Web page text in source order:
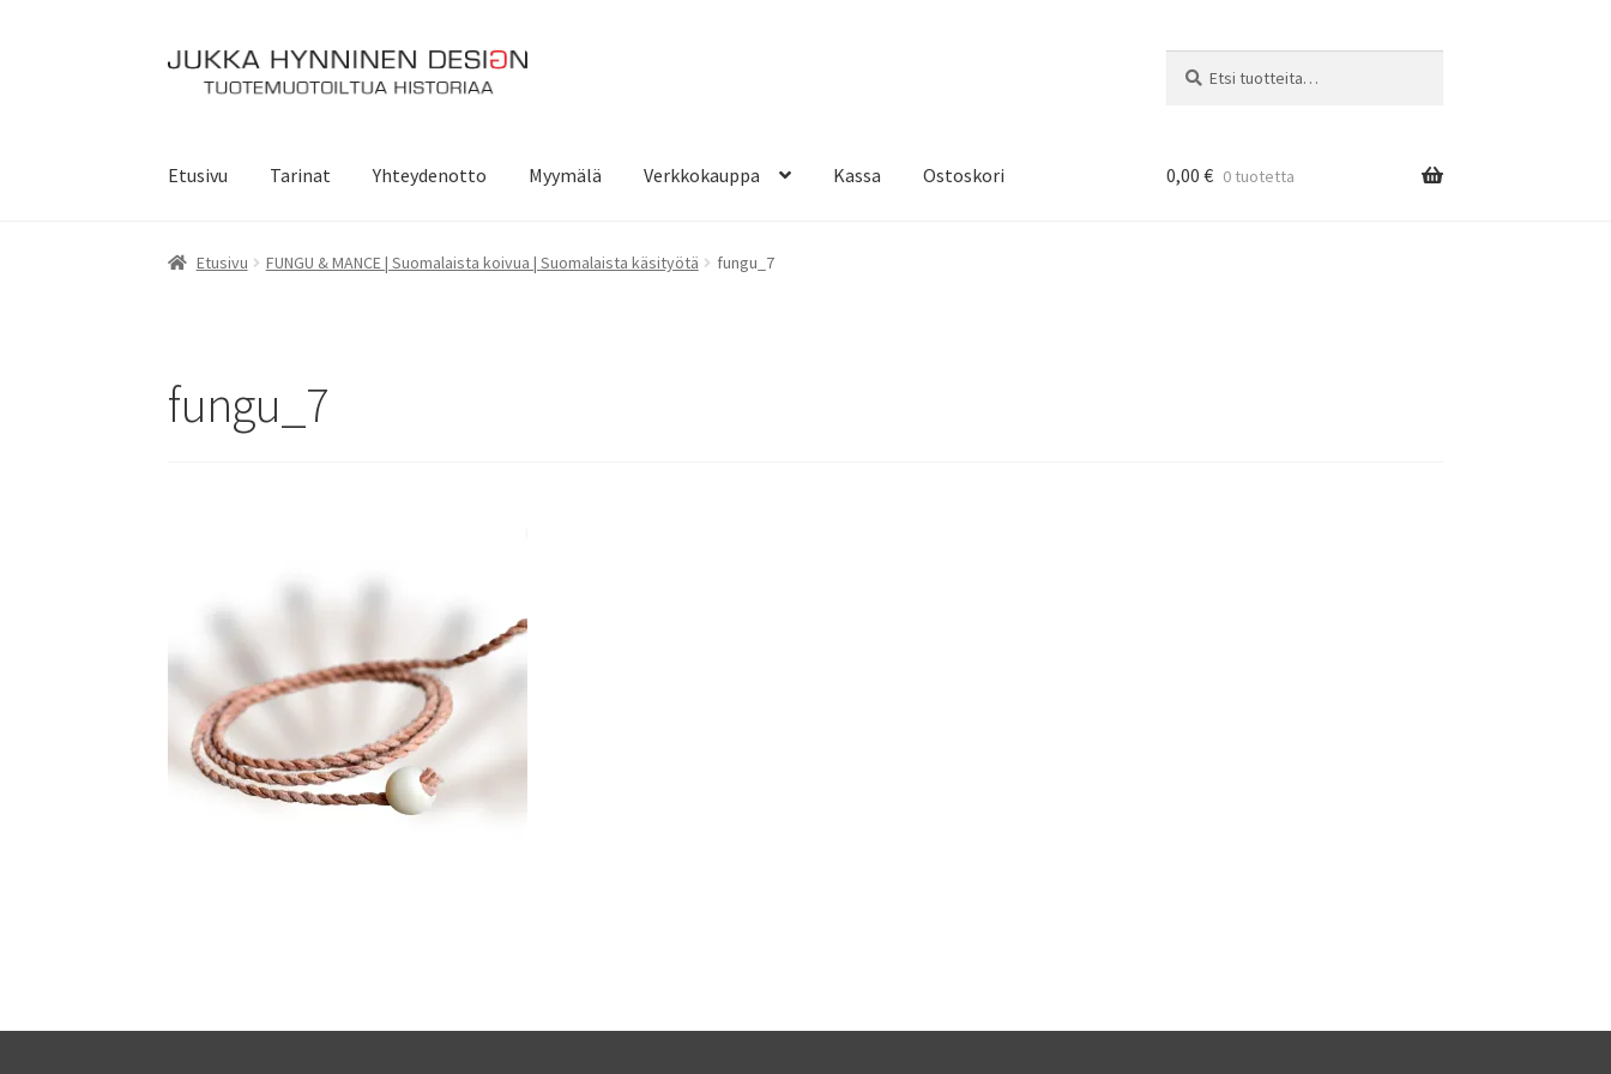
Siirry
navigointiin
Siirry
sisältöön
Etusivu Tarinat Yhteydenotto Myymälä Verkkokauppa Kassa Ostoskori 0,00 € 0 tuotetta
Etusivu FUNGU & MANCE | Suomalaista koivua | Suomalaista käsityötä fungu_7
fungu_7